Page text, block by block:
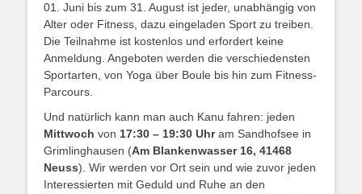
01. Juni bis zum 31. August ist jeder, unabhängig von
Alter oder Fitness, dazu eingeladen Sport zu treiben.
Die Teilnahme ist kostenlos und erfordert keine
Anmeldung. Angeboten werden die verschiedensten
Sportarten, von Yoga über Boule bis hin zum Fitness-
Parcours.
Und natürlich kann man auch Kanu fahren: jeden
Mittwoch von 17:30 – 19:30 Uhram Sandhofsee in
Grimlinghausen (Am Blankenwasser 16, 41468
Neuss). Wir werden vor Ort sein und wie zuvor jeden
Interessierten mit Geduld und Ruhe an den